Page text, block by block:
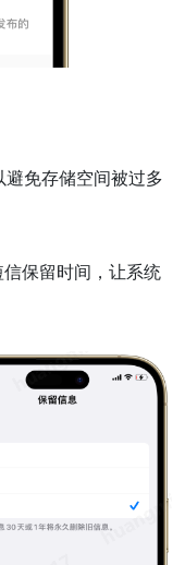
免存储空间被过多
信保留时间，让系统